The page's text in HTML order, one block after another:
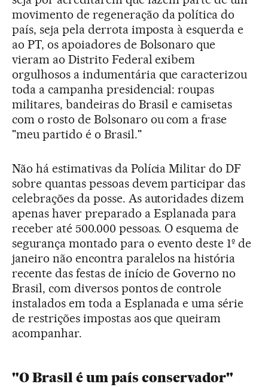
movimento de regeneração da política do
país, seja pela derrota imposta à esquerda e
ao PT, os apoiadores de Bolsonaro que
vieram ao Distrito Federal exibem
orgulhosos a indumentária que caracterizou
toda a campanha presidencial: roupas
militares, bandeiras do Brasil e camisetas
com o rosto de Bolsonaro ou com a frase
"meu partido é o Brasil."
Não há estimativas da Polícia Militar do DF
sobre quantas pessoas devem participar das
celebrações da posse. As autoridades dizem
apenas haver preparado a Esplanada para
receber até 500.000 pessoas. O esquema de
segurança montado para o evento deste 1º de
janeiro não encontra paralelos na história
recente das festas de início de Governo no
Brasil, com diversos pontos de controle
instalados em toda a Esplanada e uma série
de restrições impostas aos que queiram
acompanhar.
"O Brasil é um país conservador"